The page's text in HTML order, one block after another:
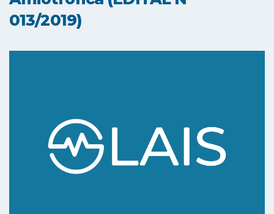
013/2019)